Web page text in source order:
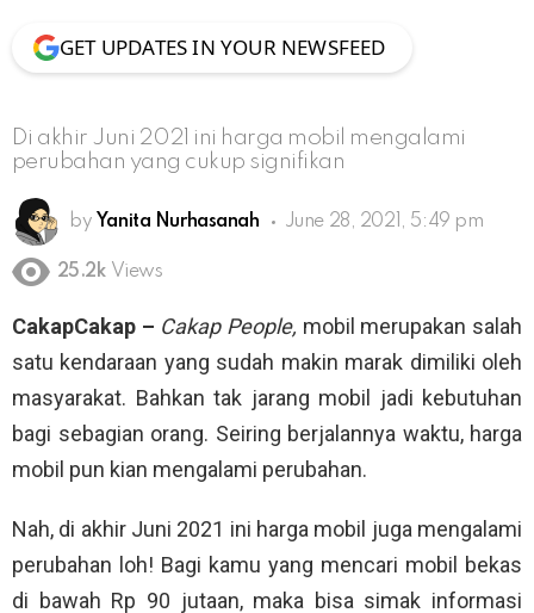
GET UPDATES IN YOUR NEWSFEED
Di akhir Juni 2021 ini harga mobil mengalami
perubahan yang cukup signifikan
by Yanita Nurhasanah June 28, 2021, 5:49 pm
25.2k Views
CakapCakap – Cakap People, mobil merupakan salah
satu kendaraan yang sudah makin marak dimiliki oleh
masyarakat. Bahkan tak jarang mobil jadi kebutuhan
bagi sebagian orang. Seiring berjalannya waktu, harga
mobil pun kian mengalami perubahan.
Nah, di akhir Juni 2021 ini harga mobil juga mengalami
perubahan loh! Bagi kamu yang mencari mobil bekas
di bawah Rp 90 jutaan, maka bisa simak informasi